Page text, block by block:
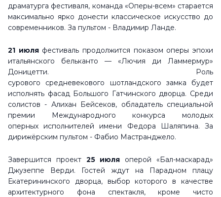
драматурга фестиваля, команда «Оперы-всем» старается
максимально ярко донести классическое искусство до
современников. За пультом - Владимир Ланде.
21 июляфестиваль продолжится показом оперы эпохи
итальянского бельканто — «Лючия ди Ламмермур»
Доницетти. Роль
сурового средневекового шотландского замка будет
исполнять фасад Большого Гатчинского дворца. Среди
солистов - Алихан Бейсеков, обладатель специальной
премии Международного конкурса молодых
оперных исполнителей имени Федора Шаляпина. За
дирижёрским пультом - Фабио Мастранджело.
Завершится проект 25 июля оперой «Бал-маскарад»
Джузеппе Верди. Гостей ждут на Парадном плацу
Екатерининского дворца, выбор которого в качестве
архитектурного фона спектакля, кроме чисто